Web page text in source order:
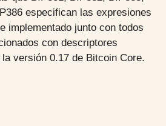
especifican las expresiones
implementado junto con todos
con descriptores
versión 0.17 de Bitcoin Core.